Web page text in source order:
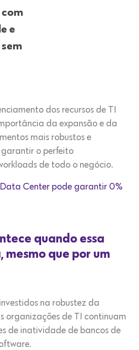
e
dos recursos de TI
da expansão e da
mais robustos e
o perfeito
de todo o negócio.
Center pode garantir 0%
quando essa
que por um
na robustez da
organizações de TI continuam
de inatividade de bancos de